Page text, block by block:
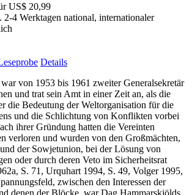
US$ 20,99
2-4 Werktagen national, internationaler
Details
von 1953 bis 1961 zweiter Generalsekretär
und trat sein Amt in einer Zeit an, als die
die Bedeutung der Weltorganisation für die
und die Schlichtung von Konflikten vorbei
ihrer Gründung hatten die Vereinten
verloren und wurden von den Großmächten,
der Sowjetunion, bei der Lösung von
oder durch deren Veto im Sicherheitsrat
S. 71, Urquhart 1994, S. 49, Volger 1995,
zwischen den Interessen der
denen der Blöcke, war Dag Hammarskjölds